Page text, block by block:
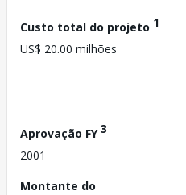
Custo total do projeto 1
US$ 20.00 milhões
Aprovação FY3
2001
Montante do